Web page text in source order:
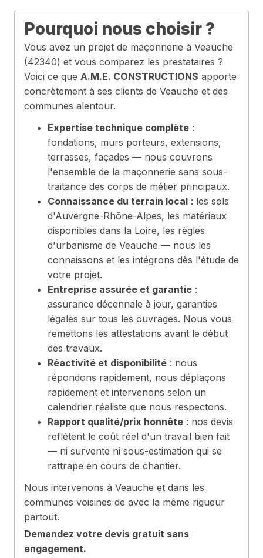
Pourquoi nous choisir ?
Vous avez un projet de maçonnerie à Veauche
(42340) et vous comparez les prestataires ?
Voici ce que A.M.E. CONSTRUCTIONS apporte
concrètement à ses clients de Veauche et des
communes alentour.
Expertise technique complète :
fondations, murs porteurs, extensions,
terrasses, façades — nous couvrons
l'ensemble de la maçonnerie sans sous-
traitance des corps de métier principaux.
Connaissance du terrain local : les sols
d'Auvergne-Rhône-Alpes, les matériaux
disponibles dans la Loire, les règles
d'urbanisme de Veauche — nous les
connaissons et les intégrons dès l'étude de
votre projet.
Entreprise assurée et garantie :
assurance décennale à jour, garanties
légales sur tous les ouvrages. Nous vous
remettons les attestations avant le début
des travaux.
Réactivité et disponibilité : nous
répondons rapidement, nous déplaçons
rapidement et intervenons selon un
calendrier réaliste que nous respectons.
Rapport qualité/prix honnête : nos devis
reflètent le coût réel d'un travail bien fait
— ni survente ni sous-estimation qui se
rattrape en cours de chantier.
Nous intervenons à Veauche et dans les
communes voisines de avec la même rigueur
partout.
Demandez votre devis gratuit sans
engagement.